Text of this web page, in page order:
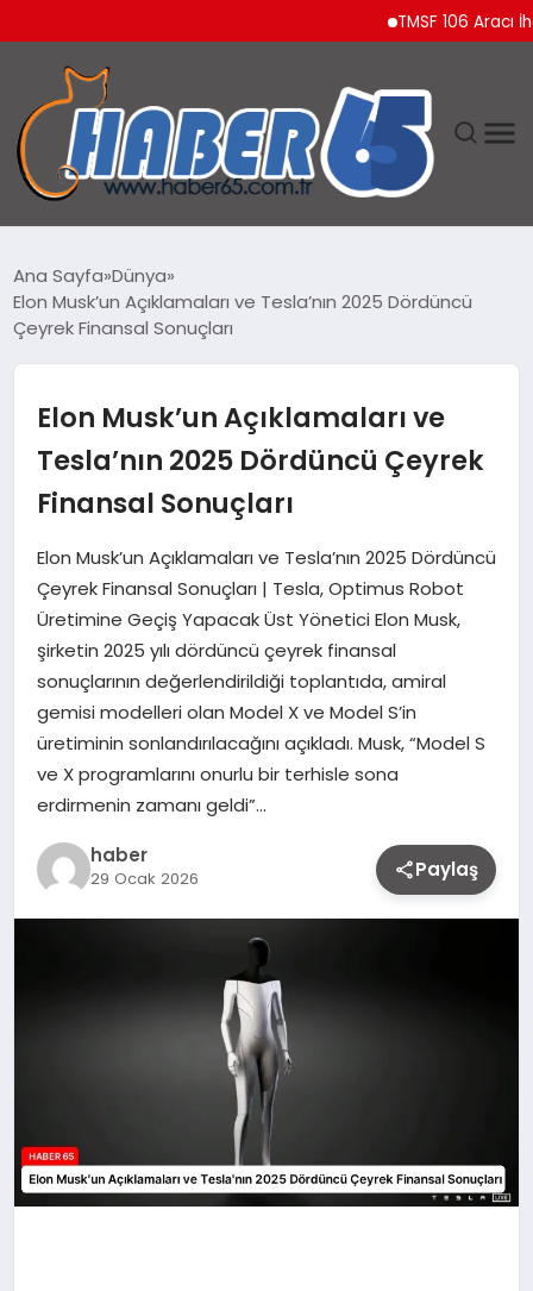
TMSF 106 Aracı
YAŞAM
Ana Sayfa Dünya
Elon Musk’un Açıklamaları ve Tesla’nın 2025 Dördüncü
Çeyrek Finansal Sonuçları
Elon Musk’un Açıklamaları ve
Tesla’nın 2025 Dördüncü Çeyrek
Finansal Sonuçları
Elon Musk’un Açıklamaları ve Tesla’nın 2025 Dördüncü
Çeyrek Finansal Sonuçları | Tesla, Optimus Robot
Üretimine Geçiş Yapacak Üst Yönetici Elon Musk,
şirketin 2025 yılı dördüncü çeyrek finansal
sonuçlarının değerlendirildiği toplantıda, amiral
gemisi modelleri olan Model X ve Model S’in
üretiminin sonlandırılacağını açıkladı. Musk, “Model S
ve X programlarını onurlu bir terhisle sona
erdirmenin zamanı geldi”…
haber
29 Ocak 2026 Paylaş